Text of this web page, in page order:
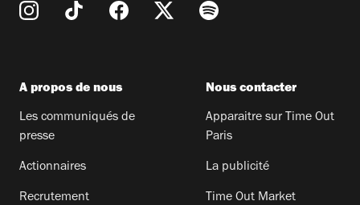
A propos de nous
Les communiqués de
presse
Actionnaires
Recrutement
Nous contacter
Apparaitre sur Time Out
Paris
La publicité
Time Out Market